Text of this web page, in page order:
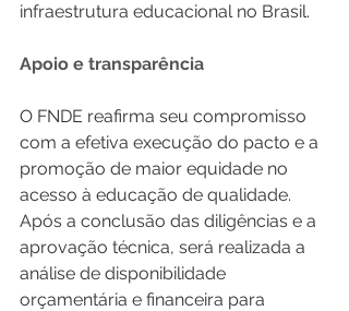
infraestrutura educacional no Brasil.
Apoio e transparência
O FNDE reafirma seu compromisso
com a efetiva execução do pacto e a
promoção de maior equidade no
acesso à educação de qualidade.
Após a conclusão das diligências e a
aprovação técnica, será realizada a
análise de disponibilidade
orçamentária e financeira para